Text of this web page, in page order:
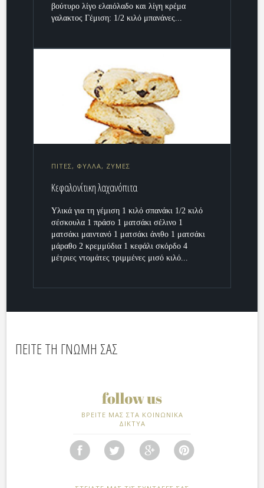
βούτυρο λίγο ελαιόλαδο και λίγη κρέμα
γαλακτος Γέμιση: 1/2 κιλό μπανάνες...
ΠΙΤΕΣ, ΦΥΛΛΑ, ΖΥΜΕΣ
Κεφαλονίτικη λαχανόπιτα
Υλικά για τη γέμιση 1 κιλό σπανάκι 1/2 κιλό
σέσκουλα 1 πράσο 1 ματσάκι σέλινο 1
ματσάκι μαιντανό 1 ματσάκι άνιθο 1 ματσάκι
μάραθο 2 κρεμμύδια 1 κεφάλι σκόρδο 4
μέτριες ντομάτες τριμμένες μισό κιλό...
ΠΕΙΤΕ ΤΗ ΓΝΩΜΗ ΣΑΣ
ΒΡΕΙΤΕ ΜΑΣ ΣΤΑ ΚΟΙΝΩΝΙΚΑ
ΔΙΚΤΥΑ